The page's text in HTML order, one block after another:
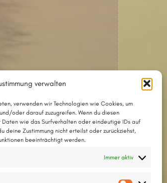
verwalten
verwenden wir Technologien wie Cookies, um
oder darauf zuzugreifen. Wenn du diesen
Daten wie das Surfverhalten oder eindeutige IDs auf
deine Zustimmung nicht erteilst oder zurückziehst,
beeinträchtigt werden.
Immer aktiv